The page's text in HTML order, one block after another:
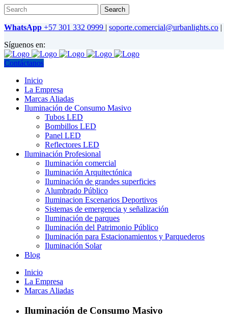
WhatsApp +57 301 332 0999 | soporte.comercial@urbanlights.co |
Síguenos en:
Contáctanos
Inicio
La Empresa
Marcas Aliadas
Iluminación de Consumo Masivo
Tubos LED
Bombillos LED
Panel LED
Reflectores LED
Iluminación Profesional
Iluminación comercial
Iluminación Arquitectónica
Iluminación de grandes superficies
Alumbrado Público
Iluminacion Escenarios Deportivos
Sistemas de emergencia y señalización
Iluminación de parques
Iluminación del Patrimonio Público
Iluminación para Estacionamientos y Parquederos
Iluminación Solar
Blog
Inicio
La Empresa
Marcas Aliadas
Iluminación de Consumo Masivo